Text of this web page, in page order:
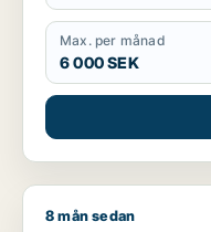
Max. per månad
6 000 SEK
Farkhondeh söker
8 mån sedan